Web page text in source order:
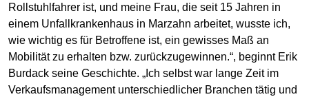
Rollstuhlfahrer ist, und meine Frau, die seit 15 Jahren in
einem Unfallkrankenhaus in Marzahn arbeitet, wusste ich,
wie wichtig es für Betroffene ist, ein gewisses Maß an
Mobilität zu erhalten bzw. zurückzugewinnen.“, beginnt Erik
Burdack seine Geschichte. „Ich selbst war lange Zeit im
Verkaufsmanagement unterschiedlicher Branchen tätig und